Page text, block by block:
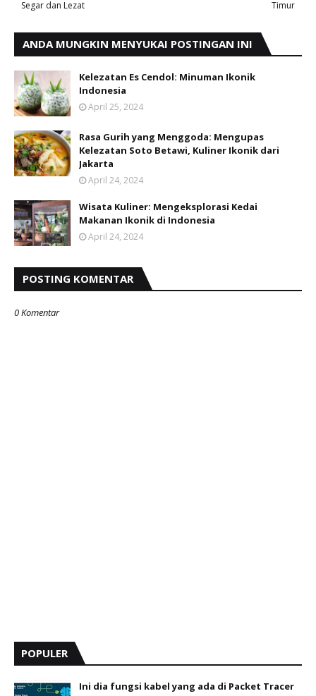
Timur
Segar dan Lezat
ANDA MUNGKIN MENYUKAI POSTINGAN INI
Kelezatan Es Cendol: Minuman Ikonik
Indonesia
April 25, 2024
Rasa Gurih yang Menggoda: Mengupas
Kelezatan Soto Betawi, Kuliner Ikonik dari
Jakarta
April 24, 2024
Wisata Kuliner: Mengeksplorasi Kedai
Makanan Ikonik di Indonesia
April 24, 2024
POSTING KOMENTAR
0 Komentar
POPULER
Ini dia fungsi kabel yang ada di Packet Tracer